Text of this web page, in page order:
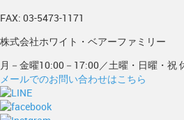
FAX: 03-5473-1171
株式会社ホワイト・ベアーファミリー
月－金曜10:00－17:00／土曜・日曜・祝
メールでのお問い合わせはこちら